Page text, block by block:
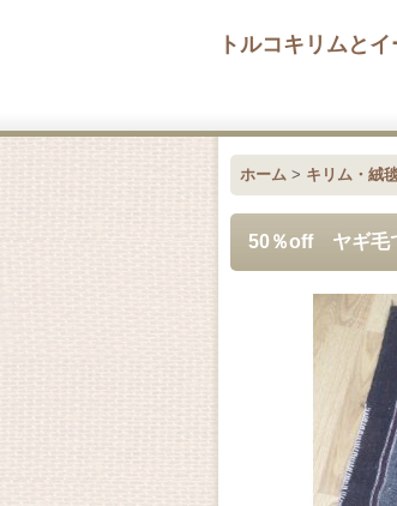
トルコキリムと
ホーム > キリム・絨
50％off ヤギ毛